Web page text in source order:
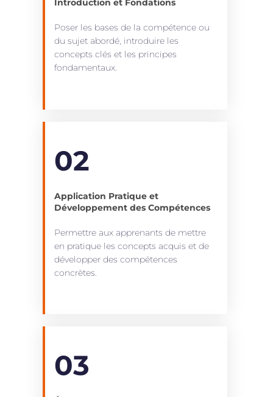
Introduction et Fondations
Poser les bases de la compétence ou
du sujet abordé, introduire les
concepts clés et les principes
fondamentaux.
02
Application Pratique et
Développement des Compétences
Permettre aux apprenants de mettre
en pratique les concepts acquis et de
développer des compétences
concrètes.
03